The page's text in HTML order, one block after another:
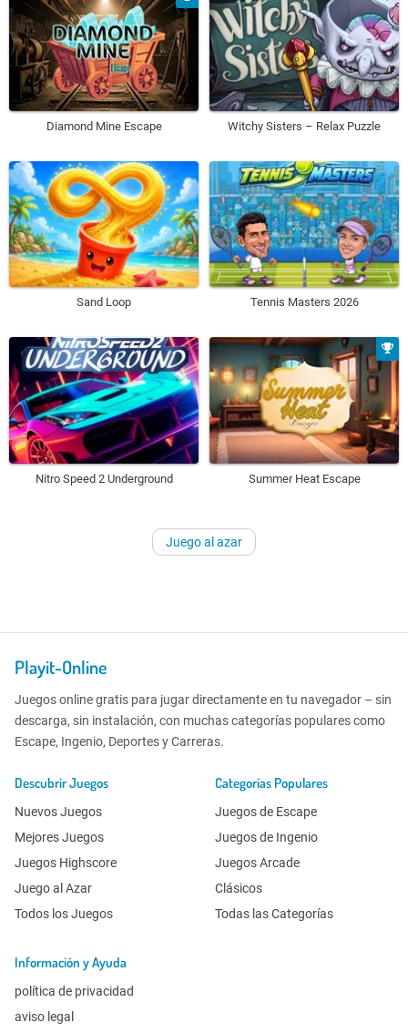
Diamond Mine Escape Witchy Sisters – Relax Puzzle
Sand Loop Tennis Masters 2026
Nitro Speed 2 Underground Summer Heat Escape
Juego al azar
Playit-Online
Juegos online gratis para jugar directamente en tu navegador – sin
descarga, sin instalación, con muchas categorías populares como
Escape, Ingenio, Deportes y Carreras.
Descubrir Juegos
Nuevos Juegos
Mejores Juegos
Juegos Highscore
Juego al Azar
Todos los Juegos
Categorías Populares
Juegos de Escape
Juegos de Ingenio
Juegos Arcade
Clásicos
Todas las Categorías
Información y Ayuda
política de privacidad
aviso legal